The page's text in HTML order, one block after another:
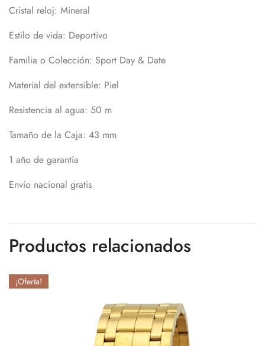
Cristal reloj: Mineral
Estilo de vida: Deportivo
Familia o Colección: Sport Day & Date
Material del extensible: Piel
Resistencia al agua: 50 m
Tamaño de la Caja: 43 mm
1 año de garantía
Envío nacional gratis
Productos relacionados
¡Oferta!